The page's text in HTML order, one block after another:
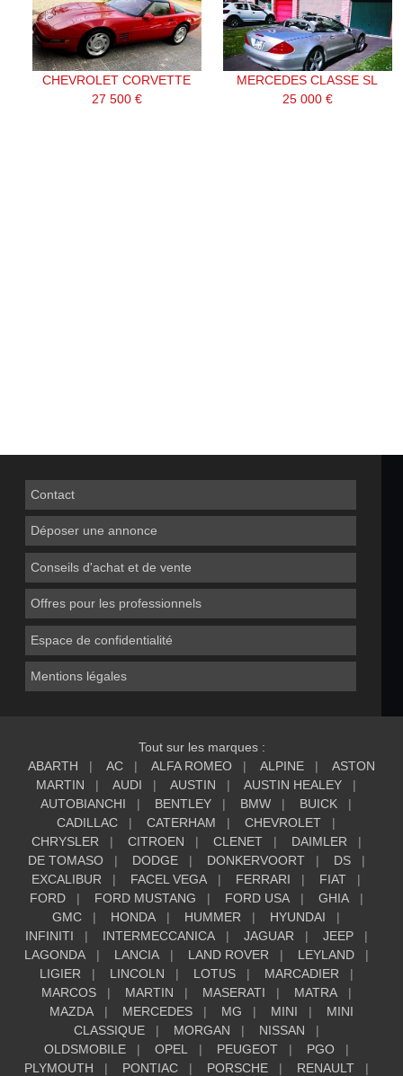
CHEVROLET CORVETTE
27 500 €
MERCEDES CLASSE SL
25 000 €
Contact
Déposer une annonce
Conseils d'achat et de vente
Offres pour les professionnels
Espace de confidentialité
Mentions légales
Tout sur les marques :
ABARTH
AC ALFA ROMEO ALPINE
ASTON
MARTIN
AUDI AUSTIN
AUSTIN HEALEY
AUTOBIANCHI
BENTLEY BMW
BUICK
CADILLAC
CATERHAM
CHEVROLET
CHRYSLER
CITROEN CLENET
DAIMLER
DE TOMASO
DODGE DONKERVOORT
DS
EXCALIBUR
FACEL VEGA FERRARI
FIAT
FORD
FORD MUSTANG FORD USA
GHIA
GMC
HONDA HUMMER
HYUNDAI
INFINITI
INTERMECCANICA JAGUAR
JEEP
LAGONDA
LANCIA LAND ROVER
LEYLAND
LIGIER
LINCOLN LOTUS
MARCADIER
MARCOS
MARTIN MASERATI
MATRA
MAZDA
MERCEDES MG MINI
MINI
CLASSIQUE
MORGAN
NISSAN
OLDSMOBILE
OPEL PEUGEOT
PGO
PLYMOUTH
PONTIAC PORSCHE RENAULT